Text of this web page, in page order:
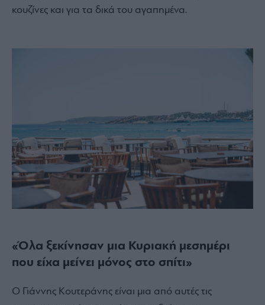
κουζίνες και για τα δικά του αγαπημένα.
«Όλα ξεκίνησαν μια Κυριακή μεσημέρι
που είχα μείνει μόνος στο σπίτι»
Ο Γιάννης Κουτεράνης είναι μια από αυτές τις